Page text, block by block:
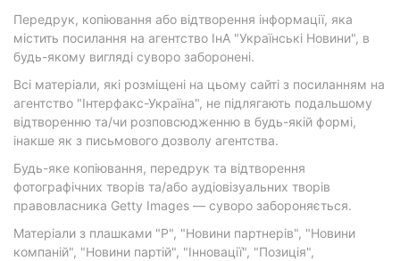
Передрук, копіювання або відтворення інформації, яка
містить посилання на агентство ІнА "Українські Новини", в
будь-якому вигляді суворо заборонені.
Всі матеріали, які розміщені на цьому сайті з посиланням на
агентство "Інтерфакс-Україна", не підлягають подальшому
відтворенню та/чи розповсюдженню в будь-якій формі,
інакше як з письмового дозволу агентства.
Будь-яке копіювання, передрук та відтворення
фотографічних творів та/або аудіовізуальних творів
правовласника Getty Images — суворо забороняється.
Матеріали з плашками "Р", "Новини партнерів", "Новини
компаній", "Новини партій", "Інновації", "Позиція",